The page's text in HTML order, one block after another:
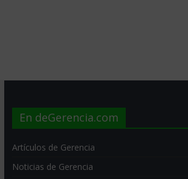
En deGerencia.com
Artículos de Gerencia
Noticias de Gerencia